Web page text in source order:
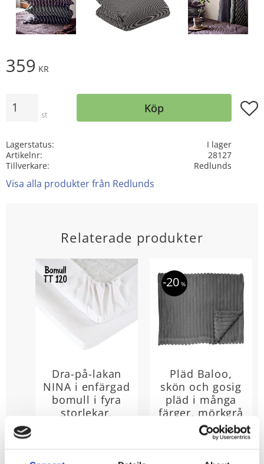
359 KR
st Köp
Lagerstatus
I lager
Artikelnr
28127
Tillverkare
Redlunds
Visa alla produkter från Redlunds
Relaterade produkter
Dra-på-lakan
NINA i enfärgad
bomull i fyra
storlekar,
Pläd Baloo,
skön och gosig
pläd i många
färger, mörkgrå
Mysig enfärgad
KR
20 %